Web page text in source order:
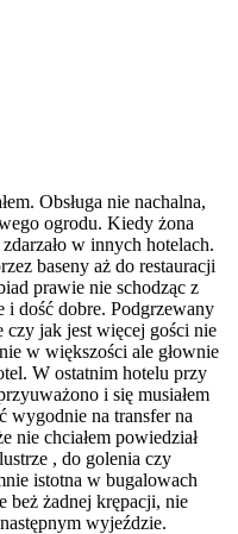
Obsługa nie nachalna,
ogrodu. Kiedy żona
w innych hotelach.
baseny aż do restauracji
prawie nie schodząc z
i dość dobre. Podgrzewany
czy jak jest więcej gości nie
w większości ale głownie
W ostatnim hotelu przy
i się musiałem
wygodnie na transfer na
nie chciałem powiedział
, do golenia czy
istotna w bugalowach
beż żadnej krępacji, nie
wyjeździe.